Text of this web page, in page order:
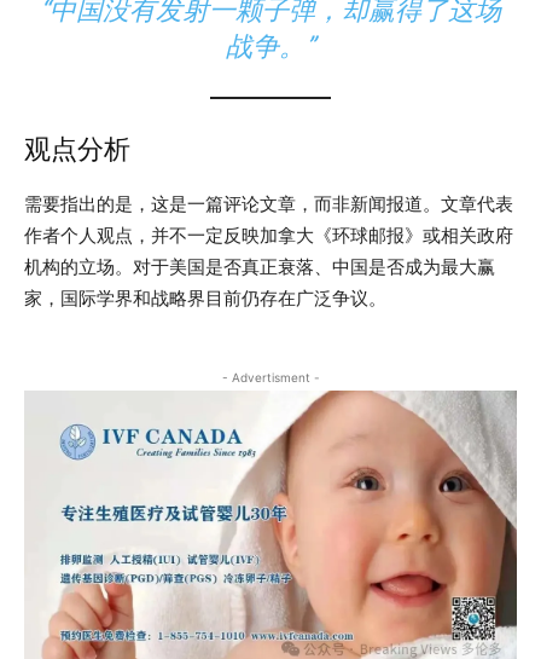
“中国没有发射一颗子弹，却赢得了这场
战争。”
观点分析
需要指出的是，这是一篇评论文章，而非新闻报道。文章代表
作者个人观点，并不一定反映加拿大《环球邮报》或相关政府
机构的立场。对于美国是否真正衰落、中国是否成为最大赢
家，国际学界和战略界目前仍存在广泛争议。
- Advertisment -